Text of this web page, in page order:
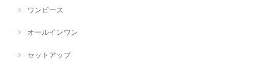
ワンピース
オールインワン
セットアップ